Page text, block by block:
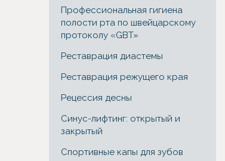
Профессиональная гигиена
полости рта по швейцарскому
протоколу «GBT»
Реставрация диастемы
Реставрация режущего края
Рецессия десны
Синус-лифтинг: открытый и
закрытый
Спортивные капы для зубов